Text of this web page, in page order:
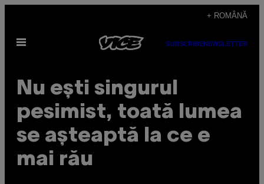
content
+ ROMÂNĂ
Open
SUBSCRIBENEWSLETTER
Nu ești singurul
pesimist, toată lumea
se așteaptă la ce e
mai rău